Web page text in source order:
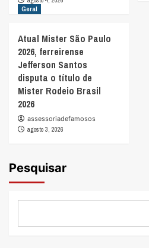
Geral
Atual Mister São Paulo
2026, ferreirense
Jefferson Santos
disputa o título de
Mister Rodeio Brasil
2026
assessoriadefamosos
agosto 3, 2026
Pesquisar